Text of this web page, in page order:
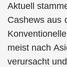
Aktuell
Cashews aus
meist nach
verursacht